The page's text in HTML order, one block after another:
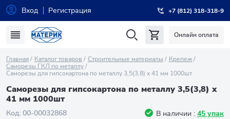
Вход Регистрация +7 (812) 318-318-9
Онлайн оплата
Главная Каталог товаров Строительные материалы
Крепеж
Саморезы ГКЛ по металлу
Саморезы для гипсокартона по металлу 3,5(3,8) х 41 мм 1000шт
Саморезы для гипсокартона по металлу 3,5(3,8) х
41 мм 1000шт
Код: 00-00032868 В наличии : 45 упак